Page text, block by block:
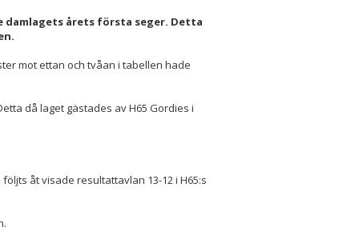
damlagets årets första seger. Detta
mot ettan och tvåan i tabellen hade
då laget gästades av H65 Gordies i
åt visade resultattavlan 13-12 i H65:s